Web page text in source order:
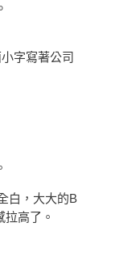
字寫著公司
白，大大的B
高了。